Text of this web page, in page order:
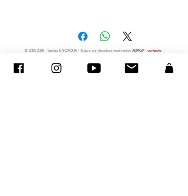
© 2005-2020- Sandra ENCAOUA - Todos los derechos reservados ADAGP- contacto -
sandraencaoua@gmail.com